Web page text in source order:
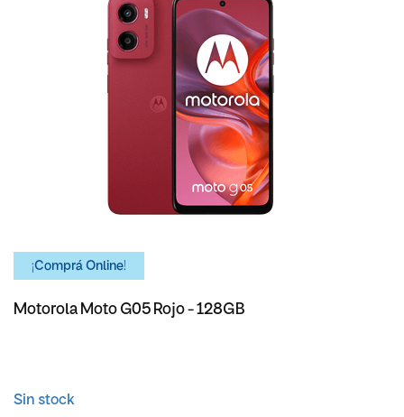
¡Comprá Online!
Motorola Moto G05 Rojo - 128GB
Sin stock